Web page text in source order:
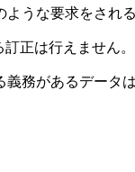
うな要求をされ
正は行えません。
務があるデータ